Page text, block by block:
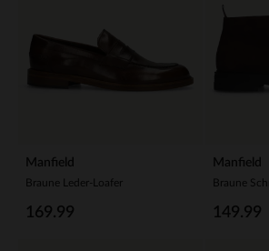
Manfield
Braune Leder-Loafer
169.99
Manfield
149.99